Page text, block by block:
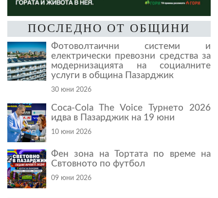
ПОСЛЕДНО ОТ ОБЩИНИ
Фотоволтаични системи и
електрически превозни средства за
модернизацията на социалните
услуги в община Пазарджик
30 юни 2026
Coca-Cola The Voice Турнето 2026
идва в Пазарджик на 19 юни
10 юни 2026
Фен зона на Тортата по време на
Свтовното по футбол
09 юни 2026